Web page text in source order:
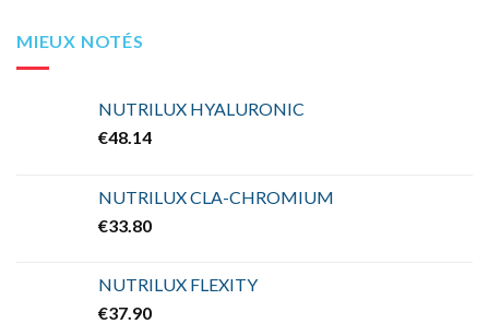
MIEUX NOTÉS
NUTRILUX HYALURONIC
€48.14
NUTRILUX CLA-CHROMIUM
€33.80
NUTRILUX FLEXITY
€37.90